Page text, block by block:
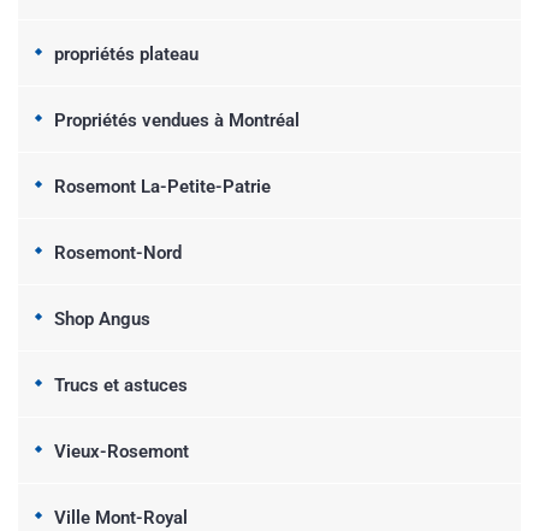
propriétés plateau
Propriétés vendues à Montréal
Rosemont La-Petite-Patrie
Rosemont-Nord
Shop Angus
Trucs et astuces
Vieux-Rosemont
Ville Mont-Royal